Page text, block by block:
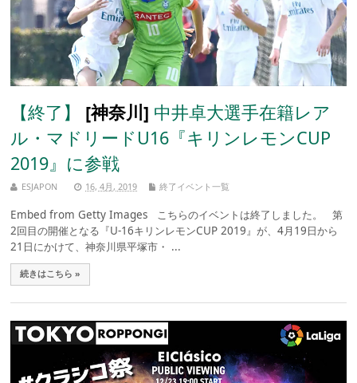
【終了】 [神奈川] 中井卓大選手在籍レア
ル・マドリードU16『キリンレモンCUP
2019』に参戦
ESJAPON 16, 4月, 2019 終了イベント一覧
Embed from Getty Images こちらのイベントは終了しました。 第
2回目の開催となる『U-16キリンレモンCUP 2019』が、4月19日から
21日にかけて、神奈川県平塚市・ ...
続きはこちら »